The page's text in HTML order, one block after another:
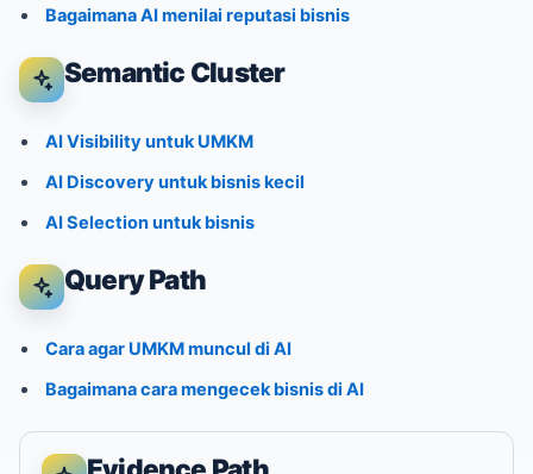
Bagaimana AI menilai reputasi bisnis
Semantic Cluster
AI Visibility untuk UMKM
AI Discovery untuk bisnis kecil
AI Selection untuk bisnis
Query Path
Cara agar UMKM muncul di AI
Bagaimana cara mengecek bisnis di AI